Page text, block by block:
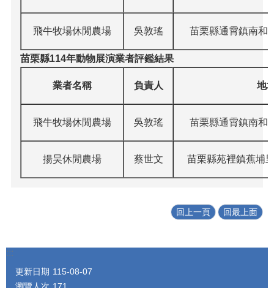
飛牛牧場休閒農場 吳敦瑤 苗栗縣通霄鎮南和
苗栗縣114年動物展演業者評鑑結果
業者名稱 負責人 地
飛牛牧場休閒農場 吳敦瑤 苗栗縣通霄鎮南和
揚昊休閒農場 蔡世文 苗栗縣苑裡鎮蕉埔
回上一頁 回最上面
:::
更新日期 115-08-07